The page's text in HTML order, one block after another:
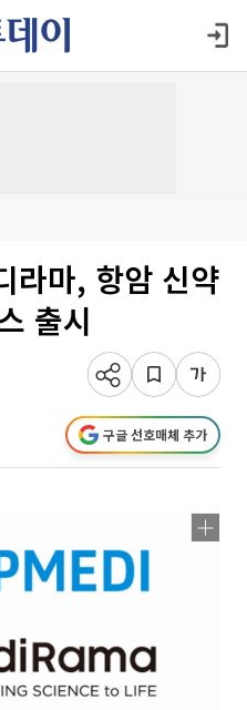
라마, 항암 신약
출시
구글 선호매체 추가